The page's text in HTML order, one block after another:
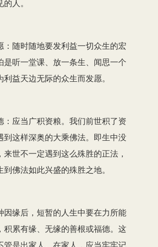
人。
：随时随地要发利益一切众生的宏
是听一堂课、放一条生、闻思一个
益天边无际的众生而发愿。
：应当广积资粮。我们前世积了资
到这样深奥的大乘佛法。即生中没
来世不一定遇到这么殊胜的正法，
佛法如此兴盛的殊胜之地。
因缘后，短暂的人生中要在力所能
积累有缘、无缘的善根或福德。这